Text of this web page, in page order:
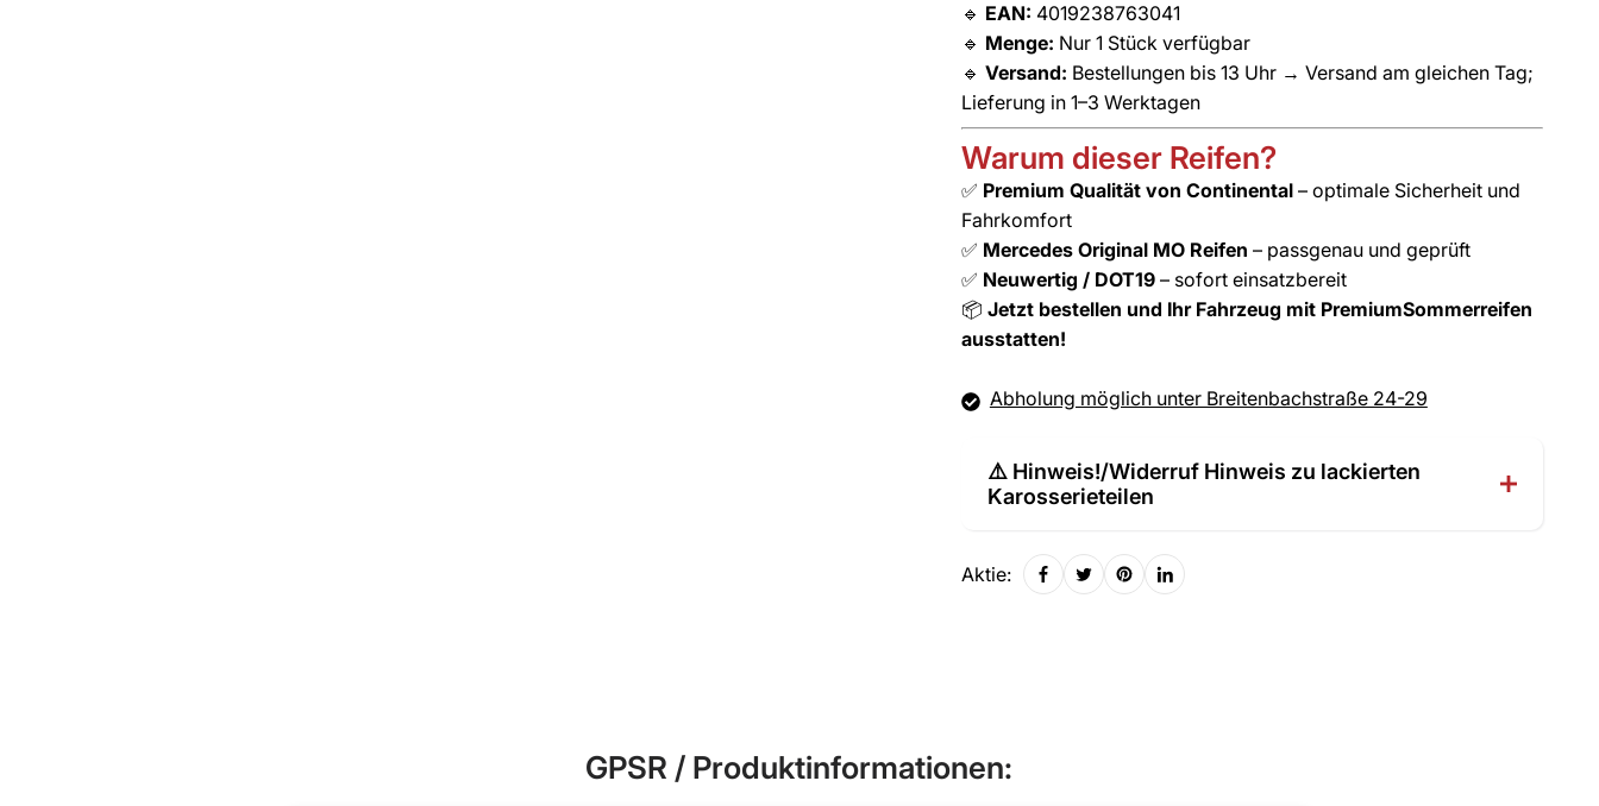
🔹 EAN: 4019238763041
🔹 Menge: Nur 1 Stück verfügbar
🔹 Versand: Bestellungen bis 13 Uhr → Versand am gleichen Tag;
Lieferung in 1–3 Werktagen
Warum dieser Reifen?
✅ Premium Qualität von Continental– optimale Sicherheit und
Fahrkomfort
✅ Mercedes Original MO Reifen – passgenau und geprüft
✅ Neuwertig / DOT19– sofort einsatzbereit
📦 Jetzt bestellen und Ihr Fahrzeug mit PremiumSommerreifen
ausstatten!
Abholung möglich unter Breitenbachstraße 24-29
⚠️ Hinweis!/Widerruf Hinweis zu lackierten
Karosserieteilen
Aktie:
GPSR / Produktinformationen: